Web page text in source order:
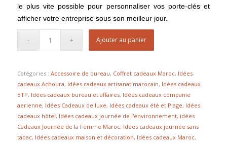
le plus vite possible pour personnaliser vos porte-clés et
afficher votre entreprise sous son meilleur jour.
Ajouter au panier
Catégories : Accessoire de bureau, Coffret cadeaux Maroc, Idées
cadeaux Achoura, Idées cadeaux artisanat marocain, Idées cadeaux
BTP, Idées cadeaux bureau et affaires, Idées cadeaux companie
aerienne, Idées Cadeaux de luxe, Idées cadeaux été et Plage, Idées
cadeaux hôtel, Idées cadeaux journée de l'environnement, idées
Cadeaux Journée de la Femme Maroc, Idées cadeaux journée sans
tabac, Idées cadeaux maison et décoration, Idées cadeaux Maroc,